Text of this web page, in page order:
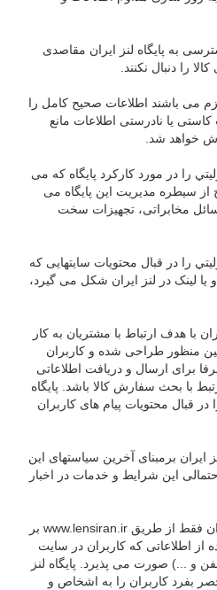
به پایگاه لنز ایران مقاصدی
را دنبال نکنند.
می باشند اطلاعات صحيح كامل را
یا نادرستی اطلاعات مانع
خواهد شد.
را در مورد کارکرد پایگاه که می
از سیطره مدیریت این پایگاه می
مخابراتى، تجهیزات سخت
را در قبال محتويات سایتهایی که
یا لینک در لنز ایران شکل می گیرد،
با هدف ارتباط با مشتریان به کار
منظور طراحی شده و كاربران
برای ارسال و دريافت اطلاعاتی
با بحث سفارش كالا باشد. پایگاه
در قبال محتويات پیام های کاربران
ایران برمبنای آخرین سیاستهای این
این شرایط و خدمات در اخبار
ارتباط پایگاه لنز ایران با کاربران فقط از طریق www.lensiran.ir بر
از اطلاعاتی که کاربران در سایت
و ...) صورت می پذیرد. پایگاه لنز
بفرد کاربران را به اشخاص و